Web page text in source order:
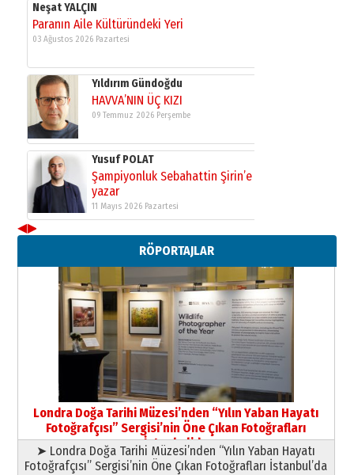
Neşat YALÇIN
Paranın Aile Kültüründeki Yeri
03 Ağustos 2026 Pazartesi
Yıldırım Gündoğdu
HAVVA’NIN ÜÇ KIZI
09 Temmuz 2026 Perşembe
Yusuf POLAT
Şampiyonluk Sebahattin Şirin’e
yazar
11 Mayıs 2026 Pazartesi
Neşat YALÇIN
Paranın Aile Kültüründeki Yeri
03 Ağustos 2026 Pazartesi
Yıldırım Gündoğdu
HAVVA’NIN ÜÇ KIZI
09 Temmuz 2026 Perşembe
Yusuf POLAT
Şampiyonluk Sebahattin Şirin’e
yazar
11 Mayıs 2026 Pazartesi
◀▶
RÖPORTAJLAR
Londra Doğa Tarihi Müzesi’nden “Yılın Yaban Hayatı
Fotoğrafçısı” Sergisi’nin Öne Çıkan Fotoğrafları
İstanbul’da
➤ Londra Doğa Tarihi Müzesi’nden “Yılın Yaban Hayatı
Fotoğrafçısı” Sergisi’nin Öne Çıkan Fotoğrafları İstanbul’da